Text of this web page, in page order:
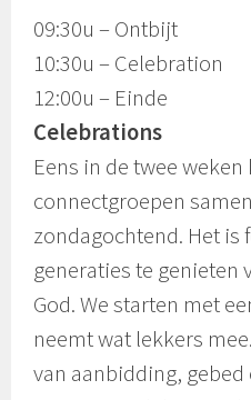
09:30u – Ontbijt
10:30u – Celebration
12:00u – Einde
Celebrations
Eens in de twee
connectgroepen
zondagochtend. Het is
generaties te genieten
God. We starten met
neemt wat lekkers
van aanbidding,